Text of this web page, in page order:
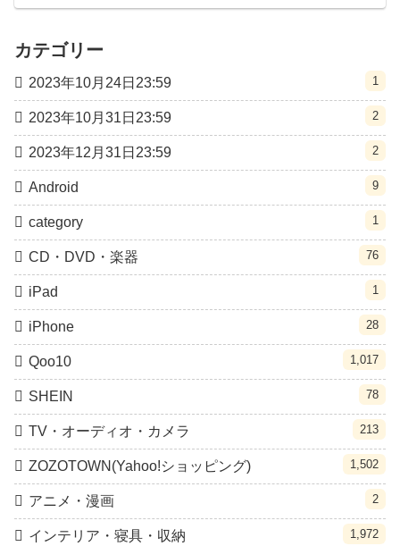
カテゴリー
2023年10月24日23:59 1
2023年10月31日23:59 2
2023年12月31日23:59 2
Android 9
category 1
CD・DVD・楽器 76
iPad 1
iPhone 28
Qoo10 1,017
SHEIN 78
TV・オーディオ・カメラ 213
ZOZOTOWN(Yahoo!ショッピング) 1,502
アニメ・漫画 2
インテリア・寝具・収納 1,972